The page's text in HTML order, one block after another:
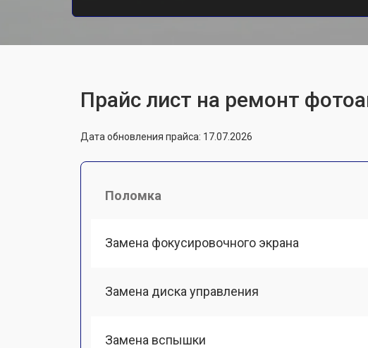
Прайс лист на ремонт
Дата обновления прайса: 17.07.2026
Поломка
Замена фокусировочного экрана
Замена диска управления
Замена вспышки